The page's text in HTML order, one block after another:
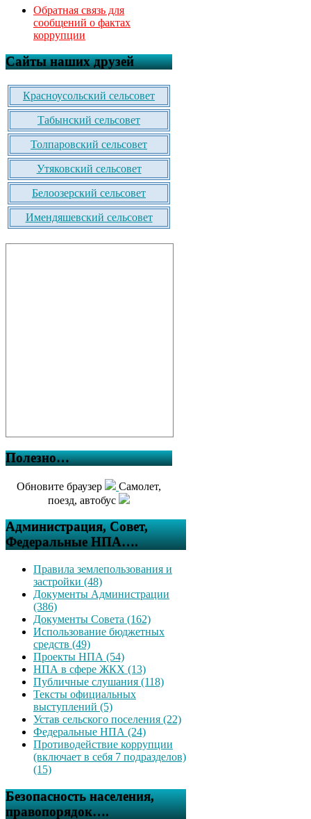
Обратная связь для
сообщений о фактах
коррупции
Сайты наших друзей
Красноусольский сельсовет
Табынский сельсовет
Толпаровский сельсовет
Утяковский сельсовет
Белоозерский сельсовет
Имендяшевский сельсовет
Полезно…
Обновите браузер
Самолет,
поезд, автобус
Администрация, Совет,
Федеральные НПА….
Правила землепользования и
застройки (48)
Документы Администрации
(386)
Документы Совета (162)
Использование бюджетных
средств (49)
Проекты НПА (54)
НПА в сфере ЖКХ (13)
Публичные слушания (118)
Тексты официальных
выступлений (5)
Устав сельского поселения (22)
Федеральные НПА (24)
Противодействие коррупции
(включает в себя 7 подразделов)
(15)
Безопасность населения,
правопорядок….